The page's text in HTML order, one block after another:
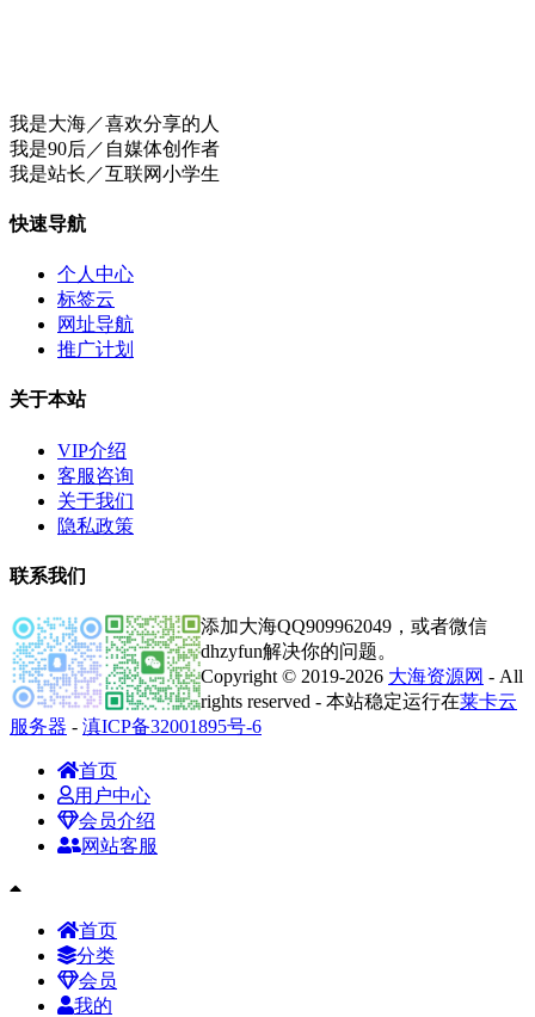
我是大海／喜欢分享的人
我是90后／自媒体创作者
我是站长／互联网小学生
快速导航
个人中心
标签云
网址导航
推广计划
关于本站
VIP介绍
客服咨询
关于我们
隐私政策
联系我们
添加大海QQ909962049，或者微信
dhzyfun解决你的问题。
Copyright © 2019-2026 大海资源网 - All
rights reserved - 本站稳定运行在莱卡云
服务器 - 滇ICP备32001895号-6
首页
用户中心
会员介绍
网站客服
首页
分类
会员
我的